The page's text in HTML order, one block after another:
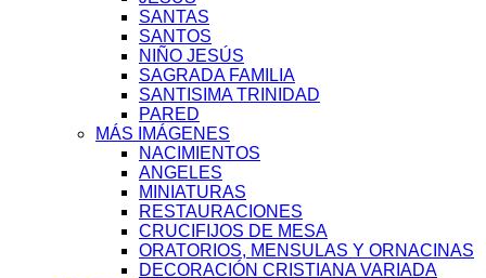
SANTAS
SANTOS
NIÑO JESÚS
SAGRADA FAMILIA
SANTISIMA TRINIDAD
PARED
MÁS IMÁGENES
NACIMIENTOS
ANGELES
MINIATURAS
RESTAURACIONES
CRUCIFIJOS DE MESA
ORATORIOS, MENSULAS Y ORNACINAS
DECORACIÓN CRISTIANA VARIADA